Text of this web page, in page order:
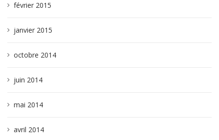
février 2015
janvier 2015
octobre 2014
juin 2014
mai 2014
avril 2014